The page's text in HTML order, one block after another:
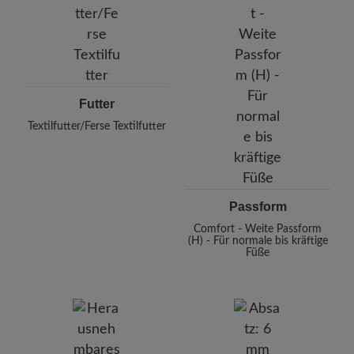
Futter
Textilfutter/Ferse Textilfutter
Passform
Comfort - Weite Passform
(H) - Für normale bis kräftige
Füße